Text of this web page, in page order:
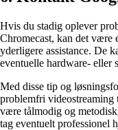
Hvis du stadig oplever
Chromecast, kan det være
yderligere assistance. De
eventuelle hardware- eller
Med disse tip og
problemfri
være tålmodig og
tag eventuelt professionel